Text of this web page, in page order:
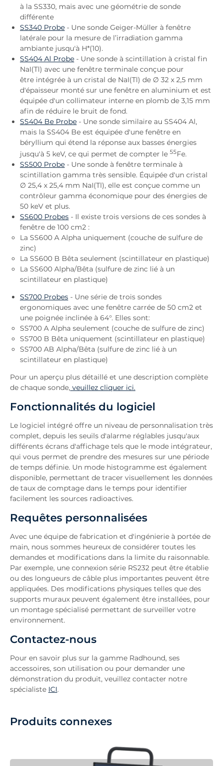
à la SS330, mais avec une géométrie de sonde
différente
SS340 Probe - Une sonde Geiger-Müller à fenêtre
latérale pour la mesure de l’irradiation gamma
ambiante jusqu'à H*(10).
SS404 Al Probe - Une sonde à scintillation à cristal fin
NaI(Tl) avec une fenêtre terminale conçue pour
être intégrée à un cristal de NaI(Tl) de ∅ 32 x 2,5 mm
d'épaisseur monté sur une fenêtre en aluminium et est
équipée d'un collimateur interne en plomb de 3,15 mm
afin de réduire le bruit de fond.
SS404 Be Probe - Une sonde similaire au SS404 Al,
mais la SS404 Be est équipée d'une fenêtre en
béryllium qui étend la réponse aux basses énergies
jusqu'à 5 keV, ce qui permet de compter le 55Fe.
SS500 Probe - Une sonde à fenêtre terminale à
scintillation gamma très sensible. Équipée d'un cristal
∅ 25,4 x 25,4 mm NaI(Tl), elle est conçue comme un
contrôleur gamma économique pour des énergies de
50 keV et plus.
SS600 Probes - Il existe trois versions de ces sondes à
fenêtre de 100 cm2 :
La SS600 A Alpha uniquement (couche de sulfure de
zinc)
La SS600 B Bêta seulement (scintillateur en plastique)
La SS600 Alpha/Bêta (sulfure de zinc lié à un
scintillateur en plastique)
SS700 Probes - Une série de trois sondes
ergonomiques avec une fenêtre carrée de 50 cm2 et
une poignée inclinée à 64°. Elles sont:
SS700 A Alpha seulement (couche de sulfure de zinc)
SS700 B Bêta uniquement (scintillateur en plastique)
SS700 AB Alpha/Bêta (sulfure de zinc lié à un
scintillateur en plastique)
Pour un aperçu plus détaillé et une description complète
de chaque sonde, veuillez cliquer ici.
Fonctionnalités du logiciel
Le logiciel intégré offre un niveau de personnalisation très
complet, depuis les seuils d'alarme réglables jusqu'aux
différents écrans d'affichage tels que le mode intégrateur,
qui vous permet de prendre des mesures sur une période
de temps définie. Un mode histogramme est également
disponible, permettant de tracer visuellement les données
de taux de comptage dans le temps pour identifier
facilement les sources radioactives.
Requêtes personnalisées
Avec une équipe de fabrication et d'ingénierie à portée de
main, nous sommes heureux de considérer toutes les
demandes et modifications dans la limite du raisonnable.
Par exemple, une connexion série RS232 peut être établie
ou des longueurs de câble plus importantes peuvent être
appliquées. Des modifications physiques telles que des
supports muraux peuvent également être installées, pour
un montage spécialisé permettant de surveiller votre
environnement.
Contactez-nous
Pour en savoir plus sur la gamme Radhound, ses
accessoires, son utilisation ou pour demander une
démonstration du produit, veuillez contacter notre
spécialiste ICI.
Produits connexes